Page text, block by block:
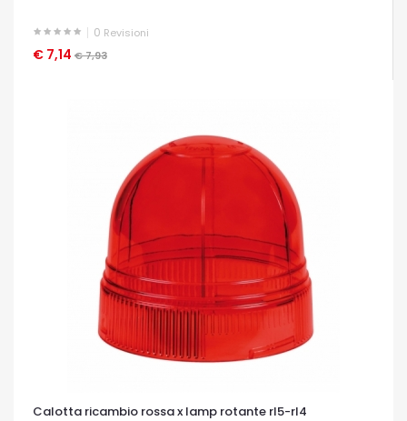
0 Revisioni
€ 7,14 € 7,93
OCCHIATA VELOCE
Calotta ricambio rossa x lamp rotante rl5-rl4